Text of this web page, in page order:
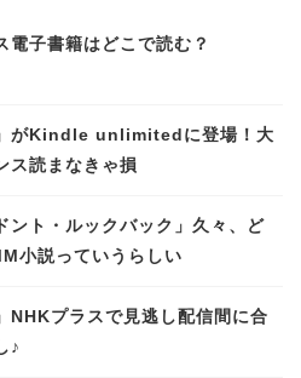
電子書籍はどこで読む？
がKindle unlimitedに登場！大
ス読まなきゃ損
ント・ルックバック」久々、ど
小説っていうらしい
NHKプラスで見逃し配信間に合
♪